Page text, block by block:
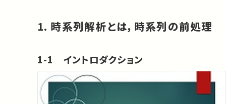
1. 時系列解析とは，時系列の前処理
1-1 イントロダクション